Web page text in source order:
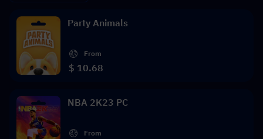
Party Animals
From
$ 10.68
NBA 2K23 PC
From